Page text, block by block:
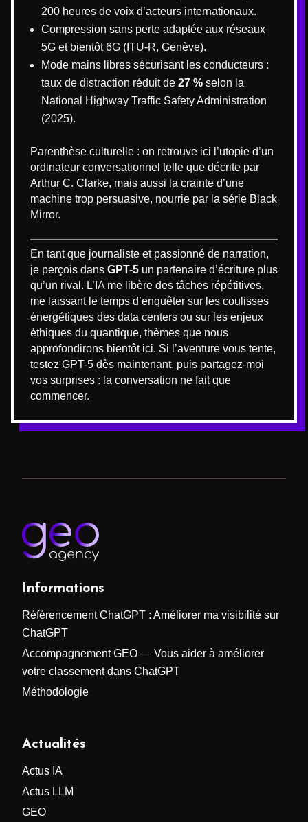
200 heures de voix d’acteurs internationaux.
Compression sans perte adaptée aux réseaux
5G et bientôt 6G (ITU-R, Genève).
Mode mains libres sécurisant les conducteurs :
taux de distraction réduit de 27 % selon la
National Highway Traffic Safety Administration
(2025).
Parenthèse culturelle : on retrouve ici l’utopie d’un
ordinateur conversationnel telle que décrite par
Arthur C. Clarke, mais aussi la crainte d’une
machine trop persuasive, nourrie par la série Black
Mirror.
En tant que journaliste et passionné de narration,
je perçois dans GPT-5 un partenaire d’écriture plus
qu’un rival. L’IA me libère des tâches répétitives,
me laissant le temps d’enquêter sur les coulisses
énergétiques des data centers ou sur les enjeux
éthiques du quantique, thèmes que nous
approfondirons bientôt ici. Si l’aventure vous tente,
testez GPT-5 dès maintenant, puis partagez-moi
vos surprises : la conversation ne fait que
commencer.
Informations
Référencement ChatGPT : Améliorer ma visibilité sur
ChatGPT
Accompagnement GEO — Vous aider à améliorer
votre classement dans ChatGPT
Méthodologie
Actualités
Actus IA
Actus LLM
GEO